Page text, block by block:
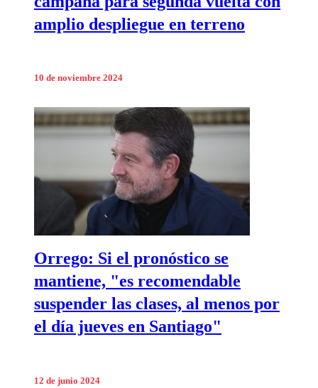
amplio despliegue en terreno
10 de noviembre 2024
Orrego: Si el pronóstico se
mantiene, "es recomendable
suspender las clases, al menos por
el día jueves en Santiago"
12 de junio 2024